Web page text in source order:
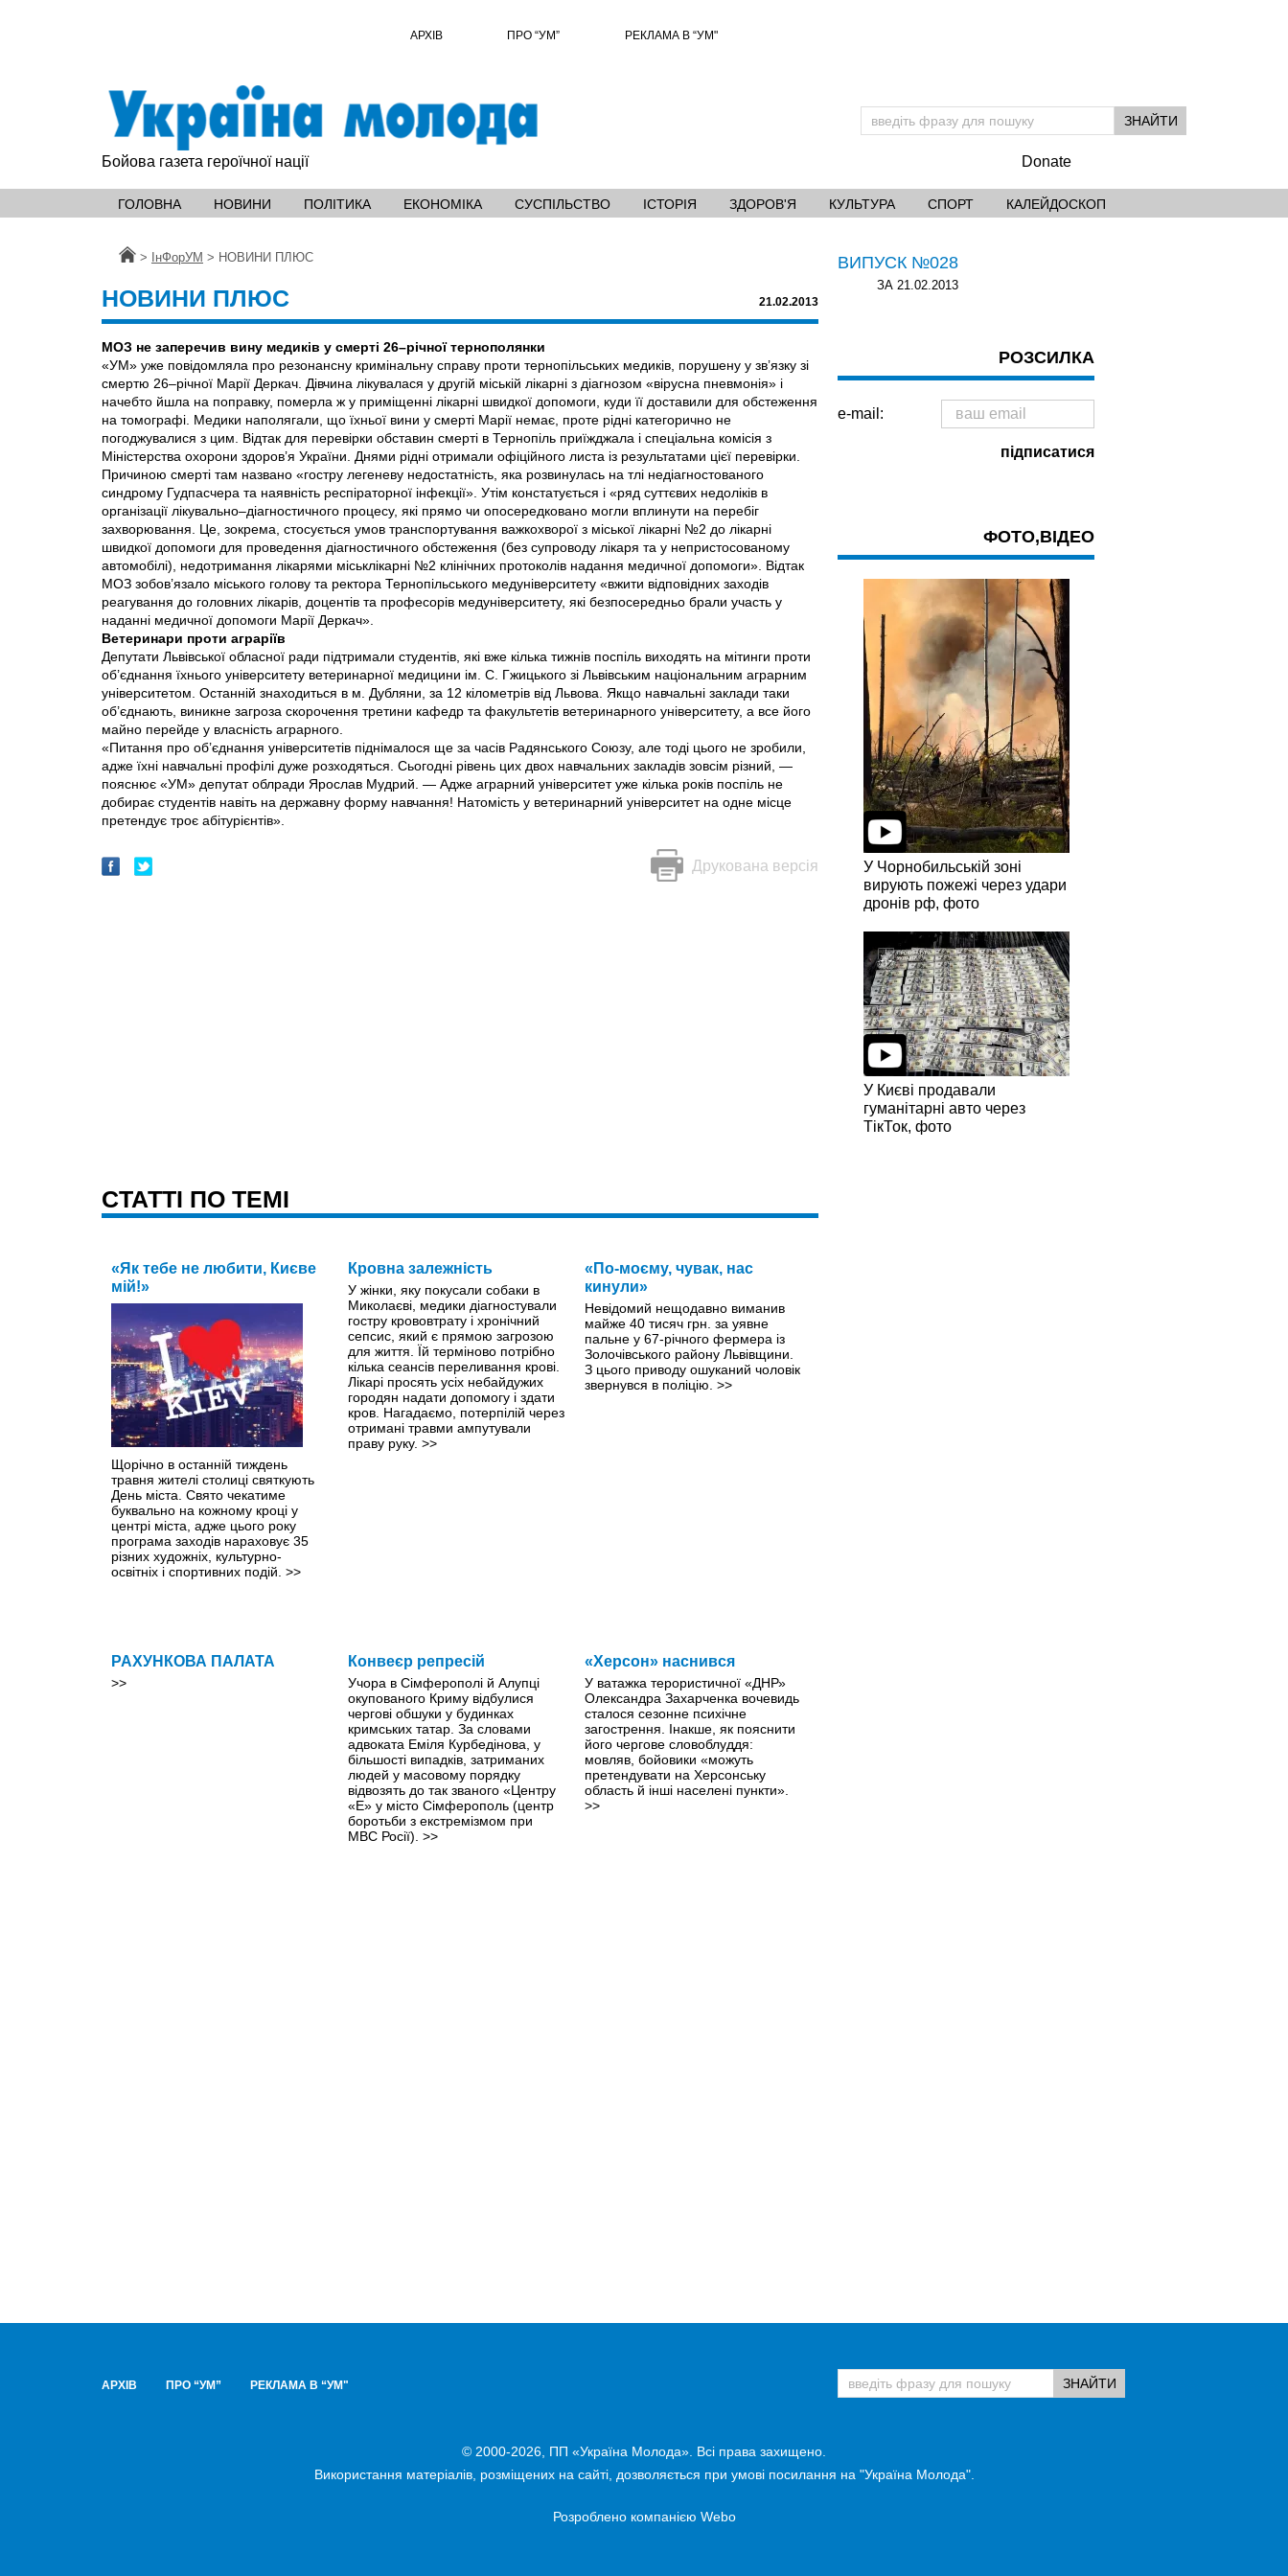
АРХІВ ПРО “УМ” РЕКЛАМА В “УМ"
Бойова газета героїчної нації Donate
ГОЛОВНА НОВИНИ ПОЛІТИКА ЕКОНОМІКА СУСПІЛЬСТВО ІСТОРІЯ ЗДОРОВ'Я КУЛЬТУРА СПОРТ КАЛЕЙДОСКОП
Головна
> ІнФорУМ > НОВИНИ ПЛЮС
НОВИНИ ПЛЮС 21.02.2013
МОЗ не заперечив вину медиків у смерті 26–річної тернополянки
«УМ» уже повідомляла про резонансну кримінальну справу проти тернопільських медиків, порушену у зв’язку зі
смертю 26–річної Марії Деркач. Дівчина лікувалася у другій міській лікарні з діагнозом «вірусна пневмонія» і
начебто йшла на поправку, померла ж у приміщенні лікарні швидкої допомоги, куди її доставили для обстеження
на томографі. Медики наполягали, що їхньої вини у смерті Марії немає, проте рідні категорично не
погоджувалися з цим. Відтак для перевірки обставин смерті в Тернопіль приїжджала і спеціальна комісія з
Міністерства охорони здоров’я України. Днями рідні отримали офіційного листа iз результатами цієї перевірки.
Причиною смерті там названо «гостру легеневу недостатність, яка розвинулась на тлі недіагностованого
синдрому Гудпасчера та наявність респіраторної інфекції». Утiм констатується і «ряд суттєвих недоліків в
організації лікувально–діагностичного процесу, які прямо чи опосередковано могли вплинути на перебіг
захворювання. Це, зокрема, стосується умов транспортування важкохворої з міської лікарні №2 до лікарні
швидкої допомоги для проведення діагностичного обстеження (без супроводу лікаря та у неприcтосованому
автомобілі), недотримання лікарями міськлікарні №2 клінічних протоколів надання медичної допомоги». Відтак
МОЗ зобов’язало міського голову та ректора Тернопільського медуніверситету «вжити відповідних заходів
реагування до головних лікарів, доцентів та професорів медуніверситету, які безпосередньо брали участь у
наданні медичної допомоги Марії Деркач».
Ветеринари проти аграріїв
Депутати Львiвської обласної ради підтримали студентiв, які вже кілька тижнів поспіль виходять на мітинги проти
об’єднання їхнього університету ветеринарної медицини iм. С. Гжицького зі Львівським національним аграрним
університетом. Останній знаходиться в м. Дубляни, за 12 кілометрів від Львова. Якщо навчальні заклади таки
об’єднають, виникне загроза скорочення третини кафедр та факультетів ветеринарного університету, а все його
майно перейде у власність аграрного.
«Питання про об’єднання університетів піднімалося ще за часів Радянського Союзу, але тоді цього не зробили,
адже їхні навчальні профілі дуже розходяться. Сьогодні рівень цих двох навчальних закладів зовсім різний, —
пояснює «УМ» депутат облради Ярослав Мудрий. — Адже аграрний університет уже кілька років поспіль не
добирає студентів навіть на державну форму навчання! Натомість у ветеринарний університет на одне місце
претендує троє абітурієнтів».
Друкована версія
CТАТТІ ПО ТЕМІ
«Як тебе не любити, Києве
мій!»
Щорічно в останній тиждень
травня жителі столиці святкують
День міста. Свято чекатиме
буквально на кожному кроці y
центрі міста, адже цього року
програма заходів нараховує 35
різних художніх, культурно-
освітніх і спортивних подій. >>
Кровна залежність
У жінки, яку покусали собаки в
Миколаєві, медики діагностували
гостру крововтрату і хронічний
сепсис, який є прямою загрозою
для життя. Їй терміново потрібно
кілька сеансів переливання крові.
Лікарі просять усіх небайдужих
городян надати допомогу і здати
кров. Нагадаємо, потерпілій через
отримані травми ампутували
праву руку. >>
«По-моєму, чувак, нас
кинули»
Невідомий нещодавно виманив
майже 40 тисяч грн. за уявне
пальне у 67-річного фермера із
Золочівського району Львівщини.
З цього приводу ошуканий чоловік
звернувся в поліцію. >>
РАХУНКОВА ПАЛАТА
>>
Конвеєр репресій
Учора в Сімферополі й Алупці
окупованого Криму відбулися
чергові обшуки у будинках
кримських татар. За словами
адвоката Еміля Курбедінова, у
більшості випадків, затриманих
людей у масовому порядку
відвозять до так званого «Центру
«Е» у місто Сімферополь (центр
боротьби з екстремізмом при
МВС Росії). >>
«Херсон» наснився
У ватажка терористичної «ДНР»
Олександра Захарченка вочевидь
сталося сезонне психічне
загострення. Інакше, як пояснити
його чергове словоблуддя:
мовляв, бойовики «можуть
претендувати на Херсонську
область й інші населені пункти».
>>
ВИПУСК №028
ЗА 21.02.2013
РОЗСИЛКА
e-mail:
ФОТО,ВІДЕО
У Чорнобильській зоні
вирують пожежі через удари
дронів рф, фото
У Києві продавали
гуманітарні авто через
ТікТок, фото
АРХІВ ПРО “УМ” РЕКЛАМА В “УМ"
© 2000-2026, ПП «Україна Молода». Всі права захищено.
Використання матеріалів, розміщених на сайті, дозволяється при умові посилання на "Україна Молода".
Розроблено компанією Webo